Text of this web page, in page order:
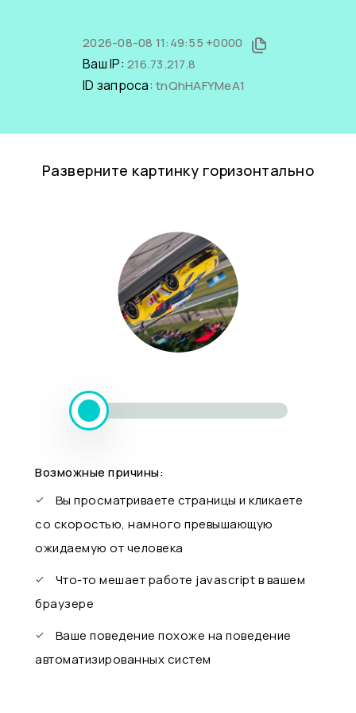
2026-08-08 11:49:55 +0000
Ваш IP: 216.73.217.8
ID запроса: tnQhHAFYMeA1
Разверните картинку горизонтально
Возможные причины:
Вы просматриваете страницы и кликаете
со скоростью, намного превышающую
ожидаемую от человека
Что-то мешает работе javascript в вашем
браузере
Ваше поведение похоже на поведение
автоматизированных систем